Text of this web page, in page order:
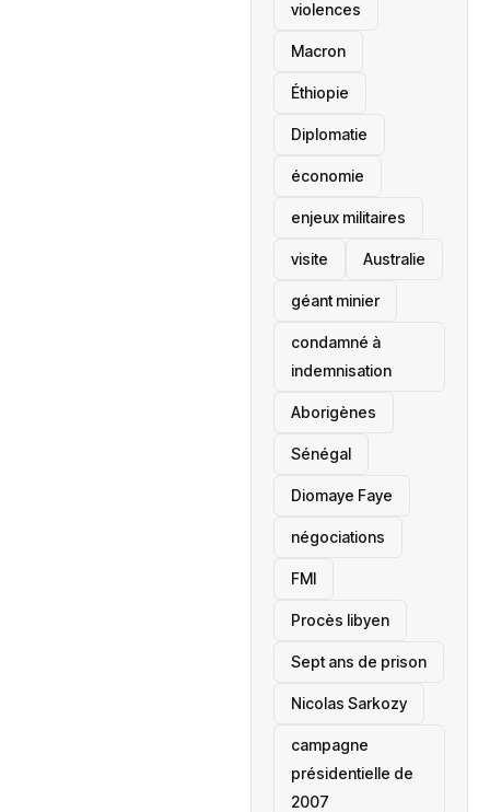
violences
Macron
Éthiopie
Diplomatie
économie
enjeux militaires
visite ‎Australie
géant minier
condamné à
indemnisation
Aborigènes
Sénégal
Diomaye Faye
négociations
FMI
Procès libyen
Sept ans de prison
Nicolas Sarkozy
campagne
présidentielle de
2007